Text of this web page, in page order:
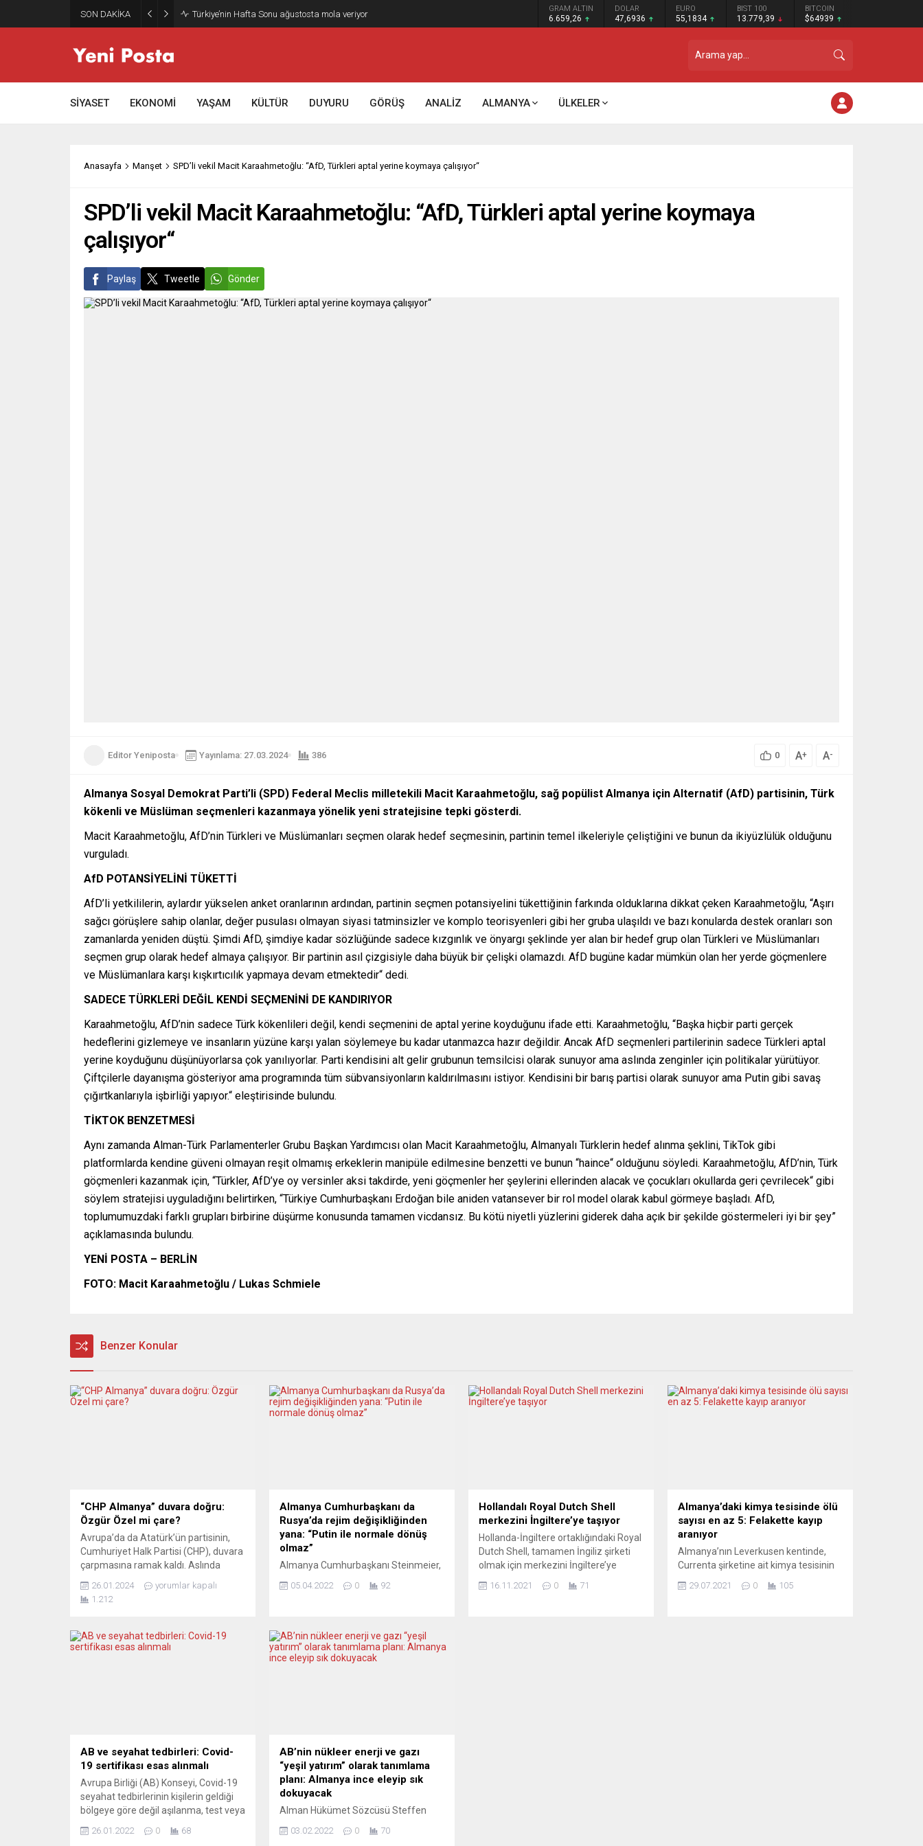
SON DAKİKA GRAM ALTIN
6.659,26
DOLAR
47,6936
EURO
55,1834
BIST 100
13.779,39
BITCOIN
$64939
SİYASET EKONOMİ YAŞAM KÜLTÜR DUYURU GÖRÜŞ ANALİZ ALMANYA ÜLKELER
Anasayfa Manşet SPD’li vekil Macit Karaahmetoğlu: “AfD, Türkleri aptal yerine koymaya çalışıyor“
SPD’li vekil Macit Karaahmetoğlu: “AfD, Türkleri aptal yerine koymaya
çalışıyor“
Paylaş Tweetle Gönder
Editor Yeniposta Yayınlama: 27.03.2024 386 0 A+ A-
Almanya Sosyal Demokrat Parti’li (SPD) Federal Meclis milletekili Macit Karaahmetoğlu, sağ popülist Almanya için Alternatif (AfD) partisinin, Türk
kökenli ve Müslüman seçmenleri kazanmaya yönelik yeni stratejisine tepki gösterdi.
Macit Karaahmetoğlu, AfD’nin Türkleri ve Müslümanları seçmen olarak hedef seçmesinin, partinin temel ilkeleriyle çeliştiğini ve bunun da ikiyüzlülük olduğunu
vurguladı.
AfD POTANSİYELİNİ TÜKETTİ
AfD’li yetkililerin, aylardır yükselen anket oranlarının ardından, partinin seçmen potansiyelini tükettiğinin farkında olduklarına dikkat çeken Karaahmetoğlu, “Aşırı
sağcı görüşlere sahip olanlar, değer pusulası olmayan siyasi tatminsizler ve komplo teorisyenleri gibi her gruba ulaşıldı ve bazı konularda destek oranları son
zamanlarda yeniden düştü. Şimdi AfD, şimdiye kadar sözlüğünde sadece kızgınlık ve önyargı şeklinde yer alan bir hedef grup olan Türkleri ve Müslümanları
seçmen grup olarak hedef almaya çalışıyor. Bir partinin asıl çizgisiyle daha büyük bir çelişki olamazdı. AfD bugüne kadar mümkün olan her yerde göçmenlere
ve Müslümanlara karşı kışkırtıcılık yapmaya devam etmektedir“ dedi.
SADECE TÜRKLERİ DEĞİL KENDİ SEÇMENİNİ DE KANDIRIYOR
Karaahmetoğlu, AfD’nin sadece Türk kökenlileri değil, kendi seçmenini de aptal yerine koyduğunu ifade etti. Karaahmetoğlu, “Başka hiçbir parti gerçek
hedeflerini gizlemeye ve insanların yüzüne karşı yalan söylemeye bu kadar utanmazca hazır değildir. Ancak AfD seçmenleri partilerinin sadece Türkleri aptal
yerine koyduğunu düşünüyorlarsa çok yanılıyorlar. Parti kendisini alt gelir grubunun temsilcisi olarak sunuyor ama aslında zenginler için politikalar yürütüyor.
Çiftçilerle dayanışma gösteriyor ama programında tüm sübvansiyonların kaldırılmasını istiyor. Kendisini bir barış partisi olarak sunuyor ama Putin gibi savaş
çığırtkanlarıyla işbirliği yapıyor.“ eleştirisinde bulundu.
TİKTOK BENZETMESİ
Aynı zamanda Alman-Türk Parlamenterler Grubu Başkan Yardımcısı olan Macit Karaahmetoğlu, Almanyalı Türklerin hedef alınma şeklini, TikTok gibi
platformlarda kendine güveni olmayan reşit olmamış erkeklerin manipüle edilmesine benzetti ve bunun “haince“ olduğunu söyledi. Karaahmetoğlu, AfD’nin, Türk
göçmenleri kazanmak için, “Türkler, AfD’ye oy versinler aksi takdirde, yeni göçmenler her şeylerini ellerinden alacak ve çocukları okullarda geri çevrilecek“ gibi
söylem stratejisi uyguladığını belirtirken, “Türkiye Cumhurbaşkanı Erdoğan bile aniden vatansever bir rol model olarak kabul görmeye başladı. AfD,
toplumumuzdaki farklı grupları birbirine düşürme konusunda tamamen vicdansız. Bu kötü niyetli yüzlerini giderek daha açık bir şekilde göstermeleri iyi bir şey”
açıklamasında bulundu.
YENİ POSTA – BERLİN
FOTO: Macit Karaahmetoğlu / Lukas Schmiele
Benzer Konular
“CHP Almanya” duvara doğru:
Özgür Özel mi çare?
Avrupa’da da Atatürk’ün partisinin,
Cumhuriyet Halk Partisi (CHP), duvara
çarpmasına ramak kaldı. Aslında
süredir aktarıyoruz. Şunu gördük:
“Yeni yapılanma” adı altında Almanya
önce darbe yapıldı. Yıllar boyunca
partiye onca emek, hizmet veren
26.01.2024
yorumlar kapalı
1.212
Almanya Cumhurbaşkanı da
Rusya’da rejim değişikliğinden
yana: “Putin ile normale dönüş
olmaz”
Almanya Cumhurbaşkanı Steinmeier,
dile getirerek Putin yönetimindeki bir
Steinmeier’in “özeleştirel
açıklamaları”, Berlin’in artık bir blok
olarak “Rusya’da Putinsiz bir rejimde
05.04.2022 0 92
Hollandalı Royal Dutch Shell
merkezini İngiltere’ye taşıyor
Hollanda-İngiltere ortaklığındaki Royal
Dutch Shell, tamamen İngiliz şirketi
olmak için merkezini İngiltere’ye
açıklamada, yönetim kurulunun
16.11.2021 0 71
Almanya’daki kimya tesisinde ölü
sayısı en az 5: Felakette kayıp
aranıyor
Almanya’nın Leverkusen kentinde,
Currenta şirketine ait kimya tesisinin
Temmuz’da meydana gelen
29.07.2021 0 105
AB ve seyahat tedbirleri: Covid-
19 sertifikası esas alınmalı
Avrupa Birliği (AB) Konseyi, Covid-19
seyahat tedbirlerinin kişilerin geldiği
bölgeye göre değil aşılanma, test veya
Covid-19 sertifikasına göre
26.01.2022 0 68
AB’nin nükleer enerji ve gazı
“yeşil yatırım” olarak tanımlama
planı: Almanya ince eleyip sık
dokuyacak
Alman Hükümet Sözcüsü Steffen
(AB) Komisyonunun yeni nükleer
03.02.2022 0 70